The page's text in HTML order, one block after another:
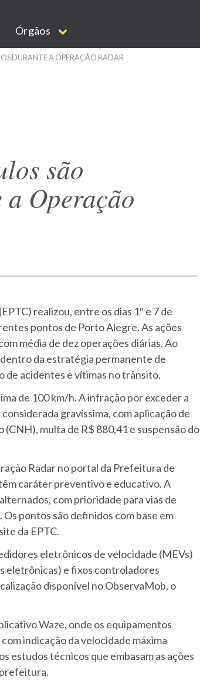
Órgãos
DURANTE A OPERAÇÃO RADAR
são
Operação
realizou, entre os dias 1º e 7 de
pontos de Porto Alegre. As ações
média de dez operações diárias. Ao
da estratégia permanente de
de acidentes e vítimas no trânsito.
de 100 km/h. A infração por exceder a
gravíssima, com aplicação de
multa de R$ 880,41 e suspensão do
Radar no portal da Prefeitura de
caráter preventivo e educativo. A
com prioridade para vias de
pontos são definidos com base em
da EPTC.
eletrônicos de velocidade (MEVs)
eletrônicas) e fixos controladores
disponível no ObservaMob, o
Waze, onde os equipamentos
indicação da velocidade máxima
estudos técnicos que embasam as ações